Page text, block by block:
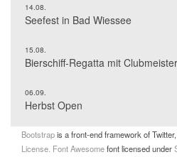
14.08.
Seefest in Bad Wiessee
15.08.
Bierschiff-Regatta mit
06.09.
Herbst Open
Bootstrapis a front-end framework of
License. Font Awesomefont licensed under